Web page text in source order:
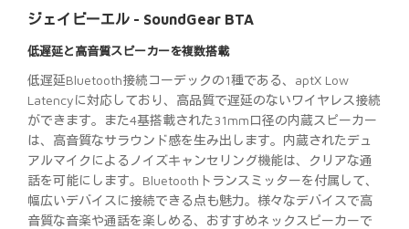
ジェイビーエル - SoundGear BTA
低遅延と高音質スピーカーを複数搭載
低遅延Bluetooth接続コーデックの1種である、aptX Low
Latencyに対応しており、高品質で遅延のないワイヤレス接続
ができます。また4基搭載された31mm口径の内蔵スピーカー
は、高音質なサラウンド感を生み出します。内蔵されたデュ
アルマイクによるノイズキャンセリング機能は、クリアな通
話を可能にします。Bluetoothトランスミッターを付属して、
幅広いデバイスに接続できる点も魅力。様々なデバイスで高
音質な音楽や通話を楽しめる、おすすめネックスピーカーで